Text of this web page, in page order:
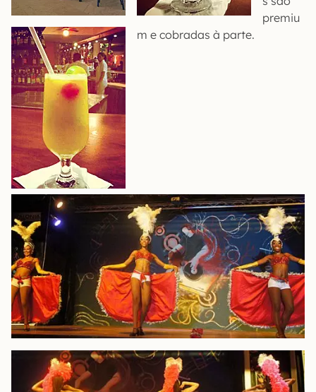
premiu
m e cobradas à parte.